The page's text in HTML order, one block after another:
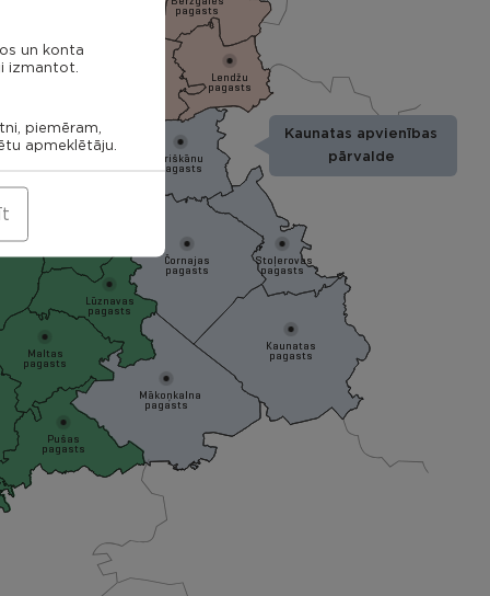
Kaunatas apvienības
pārvalde
Ozolmuižas
Audriņu
Lendžu
pagasts
pagasts
Pušas
pagasts
Maltas
pagasts
Lūznavas
pagasts
Griškānu
pagasts
Čornajas
pagasts
Mākoņkalna
pagasts
Kaunatas
pagasts
Stoļerovas
pagasts
un konta
izmantot.
piemēram,
apmeklētāju.